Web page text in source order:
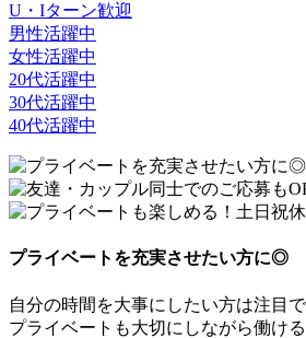
U・Iターン歓迎
男性活躍中
女性活躍中
20代活躍中
30代活躍中
40代活躍中
プライベートを充実させたい方に◎
自分の時間を大事にしたい方は注目で
プライベートも大切にしながら働け